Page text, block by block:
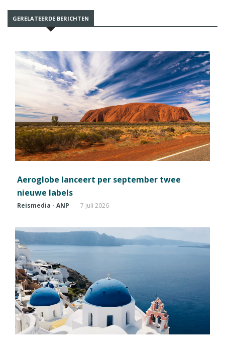
GERELATEERDE BERICHTEN
Aeroglobe lanceert per september twee
nieuwe labels
Reismedia - ANP 7 juli 2026